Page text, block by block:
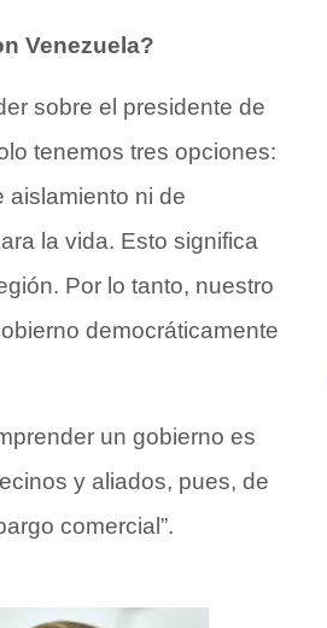
Venezuela?
sobre el presidente de
tenemos tres opciones:
aislamiento ni de
la vida. Esto significa
Por lo tanto, nuestro
democráticamente
un gobierno es
y aliados, pues, de
comercial”.